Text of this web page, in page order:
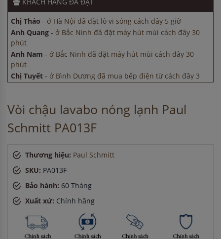
Chị Thảo-ở Hà Nội đã đặt lò vi sóng cách đây 5 giờ
Anh Quang -ở Bắc Ninh đã đặt máy hút mùi cách đây 30
phút
Anh Nam
phút
Chị Tuyết
giờ
Anh Quang- ở Bắc Ninh đã đặt máy hút mùi cách đây 30
phút
Anh Nam-ở Bắc Ninh đã đặt máy hút mùi cách đây 30
Vòi chậu lavabo nóng lạnh Paul
Schmitt PA013F
Thương hiệu: Paul Schmitt
SKU: PA013F
Bảo hành: 60 Tháng
Xuất xứ: Chính hãng